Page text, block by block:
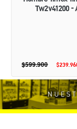
Tw2v41200 -
Precio
$599.900